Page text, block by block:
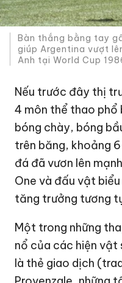
Bàn thắng bằng tay
giúp Argentina vượt
Anh tại World Cup
Nếu trước đây thị
4 môn thể thao phổ
bóng chày, bóng
trên băng, khoảng
đá đã vươn lên
One và đấu vật
tăng trưởng tương
Một trong những
nổ của các hiện
là thẻ giao dịch